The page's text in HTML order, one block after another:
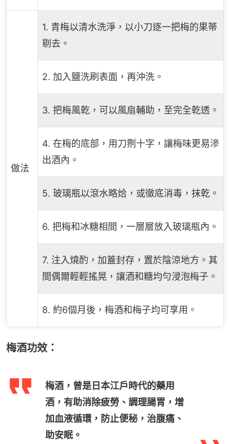
做法
1. 青梅以清水洗淨，以小刀逐一把梅的果蒂
剔去。
2. 加入鹽洗刷表面，再沖洗。
3. 把梅風乾，可以風扇輔助，至完全乾透。
4. 在梅的底部，用刀𠝹十字，讓梅味更易滲
出酒內。
5. 玻璃瓶以滾水略烚，或徹底消毒，抹乾。
6. 把梅和冰糖相間，一層層放入玻璃瓶內。
7. 注入燒酌，加蓋封存，置於陰涼地方。其
間偶爾輕輕搖晃，讓酒和糖均勻浸泡梅子。
8. 約6個月後，梅酒和梅子均可享用。
梅酒功效：
梅酒，曾是日本江戶時代的藥用
酒，有助消除疲勞、調理腸胃，增
加血液循環，防止便秘，治腹痛、
助安眠。